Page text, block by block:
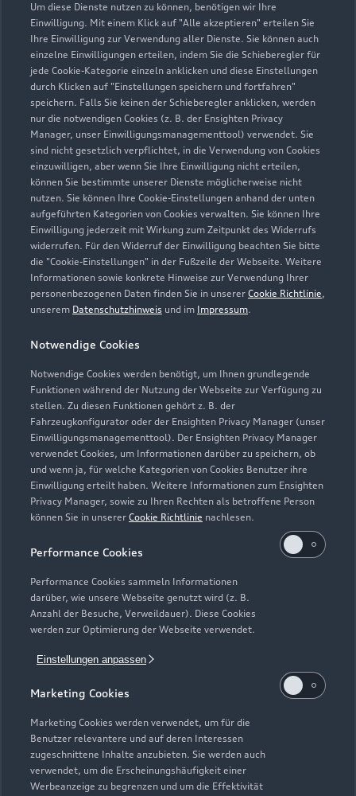
Um diese Dienste nutzen zu können, benötigen wir Ihre
Einwilligung. Mit einem Klick auf "Alle akzeptieren" erteilen Sie
Ihre Einwilligung zur Verwendung aller Dienste. Sie können auch
einzelne Einwilligungen erteilen, indem Sie die Schieberegler für
jede Cookie-Kategorie einzeln anklicken und diese Einstellungen
durch Klicken auf "Einstellungen speichern und fortfahren"
speichern. Falls Sie keinen der Schieberegler anklicken, werden
nur die notwendigen Cookies (z. B. der Ensighten Privacy
Manager, unser Einwilligungsmanagementtool) verwendet. Sie
sind nicht gesetzlich verpflichtet, in die Verwendung von Cookies
einzuwilligen, aber wenn Sie Ihre Einwilligung nicht erteilen,
können Sie bestimmte unserer Dienste möglicherweise nicht
nutzen. Sie können Ihre Cookie-Einstellungen anhand der unten
aufgeführten Kategorien von Cookies verwalten. Sie können Ihre
Einwilligung jederzeit mit Wirkung zum Zeitpunkt des Widerrufs
widerrufen. Für den Widerruf der Einwilligung beachten Sie bitte
die "Cookie-Einstellungen" in der Fußzeile der Webseite. Weitere
Informationen sowie konkrete Hinweise zur Verwendung Ihrer
personenbezogenen Daten finden Sie in unserer Cookie Richtlinie,
unserem Datenschutzhinweis und im Impressum.
Notwendige Cookies
Notwendige Cookies werden benötigt, um Ihnen grundlegende
Funktionen während der Nutzung der Webseite zur Verfügung zu
stellen. Zu diesen Funktionen gehört z. B. der
Fahrzeugkonfigurator oder der Ensighten Privacy Manager (unser
Einwilligungsmanagementtool). Der Ensighten Privacy Manager
verwendet Cookies, um Informationen darüber zu speichern, ob
und wenn ja, für welche Kategorien von Cookies Benutzer ihre
Einwilligung erteilt haben. Weitere Informationen zum Ensighten
Privacy Manager, sowie zu Ihren Rechten als betroffene Person
können Sie in unserer Cookie Richtlinie nachlesen.
Performance Cookies
Performance Cookies sammeln Informationen
darüber, wie unsere Webseite genutzt wird (z. B.
Anzahl der Besuche, Verweildauer). Diese Cookies
werden zur Optimierung der Webseite verwendet.
Einstellungen anpassen
Marketing Cookies
Marketing Cookies werden verwendet, um für die
Benutzer relevantere und auf deren Interessen
zugeschnittene Inhalte anzubieten. Sie werden auch
verwendet, um die Erscheinungshäufigkeit einer
Werbeanzeige zu begrenzen und um die Effektivität
Obernstraße 153
28832 Achim
04202 88400
ues@schmidt-und-Koch.de
Kontaktdaten herunterladen
Öffnungszeiten
Teile- und Zubehörverkauf
Geöffnet bis18:00
Kundendienst
Geöffnet bis18:00
Zurück nach oben
Modelle
Elektromodelle
Plug-in-Hybride
Neuwagensuche
Gebrauchtwagensuche
Geschäftskunden
Service & Zubehör
Saisonale Angebote
Audi Services
Garantie
Audi digital services
myAudi
Support
Audi Code
Häufige Fragen (FAQ)
Über Audi
Unternehmen
Karriere
Investor Relations